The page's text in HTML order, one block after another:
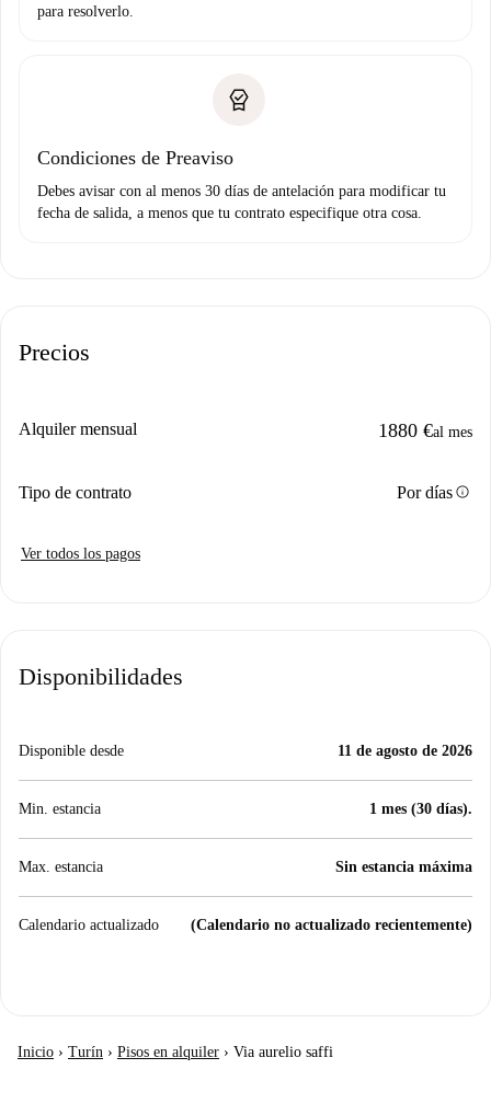
para resolverlo.
Condiciones de Preaviso
Debes avisar con al menos 30 días de antelación para modificar tu
fecha de salida, a menos que tu contrato especifique otra cosa.
Precios
Alquiler mensual 1880 €al mes
Tipo de contrato Por díasinfo
Ver todos los pagos
Disponibilidades
Disponible desde 11 de agosto de 2026
Min. estancia 1 mes (30 días).
Max. estancia Sin estancia máxima
Calendario actualizado (Calendario no actualizado recientemente)
Inicio › Turín › Pisos en alquiler › Via aurelio saffi